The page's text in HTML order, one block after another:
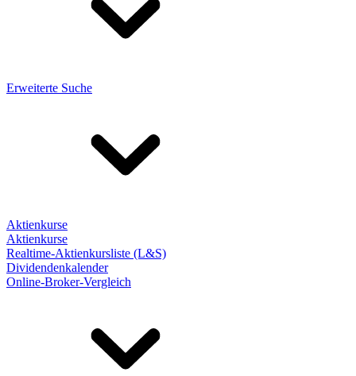
Erweiterte Suche
Aktienkurse
Aktienkurse
Realtime-Aktienkursliste (L&S)
Dividendenkalender
Online-Broker-Vergleich